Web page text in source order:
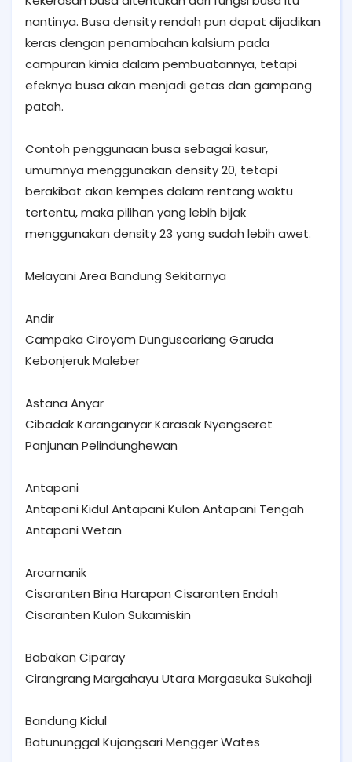
nantinya. Busa density rendah pun dapat dijadikan
keras dengan penambahan kalsium pada
campuran kimia dalam pembuatannya, tetapi
efeknya busa akan menjadi getas dan gampang
patah.
Contoh penggunaan busa sebagai kasur,
umumnya menggunakan density 20, tetapi
berakibat akan kempes dalam rentang waktu
tertentu, maka pilihan yang lebih bijak
menggunakan density 23 yang sudah lebih awet.
Melayani Area Bandung Sekitarnya
Andir
Campaka Ciroyom Dunguscariang Garuda
Kebonjeruk Maleber
Astana Anyar
Cibadak Karanganyar Karasak Nyengseret
Panjunan Pelindunghewan
Antapani
Antapani Kidul Antapani Kulon Antapani Tengah
Antapani Wetan
Arcamanik
Cisaranten Bina Harapan Cisaranten Endah
Cisaranten Kulon Sukamiskin
Babakan Ciparay
Cirangrang Margahayu Utara Margasuka Sukahaji
Bandung Kidul
Batununggal Kujangsari Mengger Wates